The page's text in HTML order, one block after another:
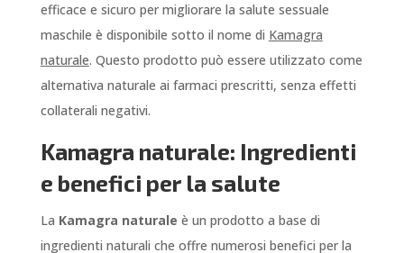
efficace e sicuro per migliorare la salute sessuale
maschile è disponibile sotto il nome di Kamagra
naturale. Questo prodotto può essere utilizzato come
alternativa naturale ai farmaci prescritti, senza effetti
collaterali negativi.
Kamagra naturale: Ingredienti
e benefici per la salute
La Kamagra naturale è un prodotto a base di
ingredienti naturali che offre numerosi benefici per la